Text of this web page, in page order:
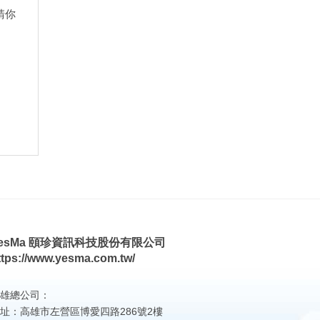
你
頤珍資訊科技股份有限公司
www.yesma.com.tw/
總公司：
：高雄市左營區博愛四路286號2樓